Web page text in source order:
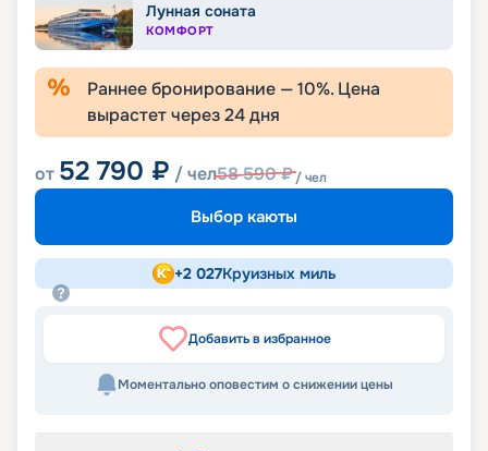
Лунная соната
КОМФОРТ
Раннее бронирование —10%. Цена
вырастет через24дня
от 52 790 ₽ / чел58 590₽/ чел
Выбор каюты
+2 027Круизных миль
Добавить в избранное
Моментально оповестим о снижении цены